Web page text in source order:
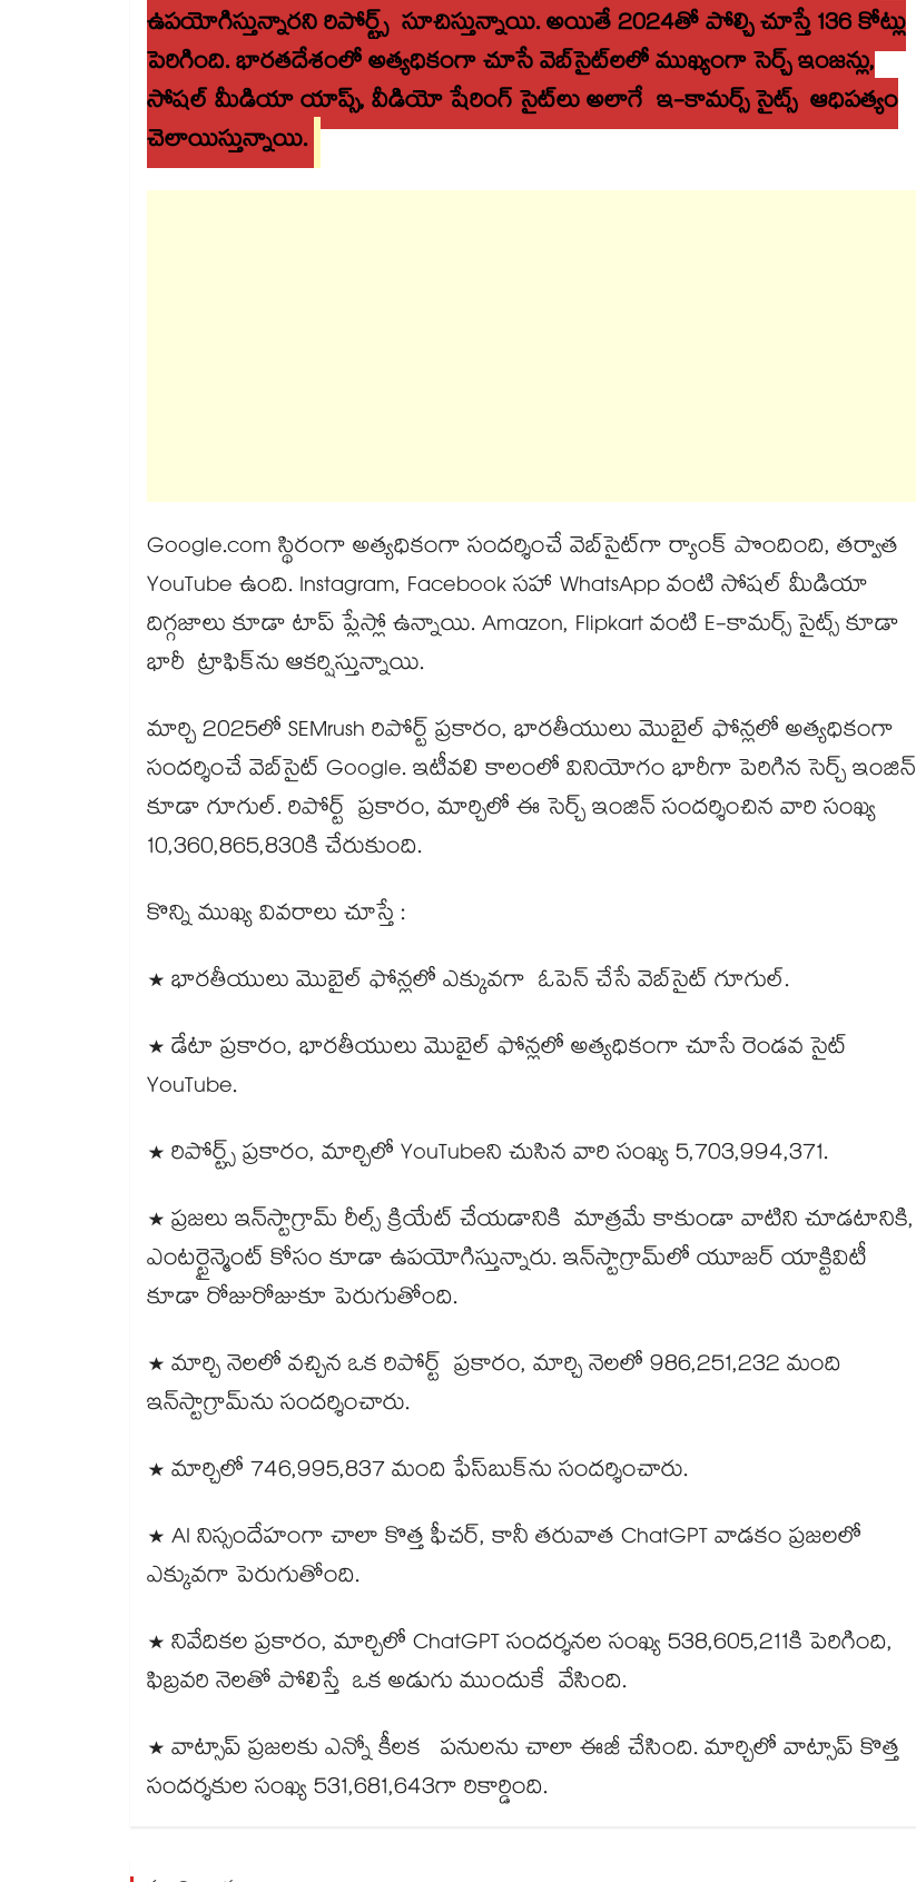
ఉపయోగిస్తున్నారని రిపోర్ట్స్ సూచిస్తున్నాయి. అయితే 2024తో పోల్చి చూస్తే 136 కోట్లు
పెరిగింది. భారతదేశంలో అత్యధికంగా చూసే వెబ్‌సైట్‌లలో ముఖ్యంగా సెర్చ్ ఇంజన్లు,
సోషల్ మీడియా యాప్స్, వీడియో షేరింగ్ సైట్‌లు అలాగే ఇ-కామర్స్ సైట్స్ ఆధిపత్యం
చెలాయిస్తున్నాయి.
Google.com స్థిరంగా అత్యధికంగా సందర్శించే వెబ్‌సైట్‌గా ర్యాంక్ పొందింది, తర్వాత
YouTube ఉంది. Instagram, Facebook సహా WhatsApp వంటి సోషల్ మీడియా
దిగ్గజాలు కూడా టాప్ ప్లేస్లో ఉన్నాయి. Amazon, Flipkart వంటి E-కామర్స్ సైట్స్ కూడా
భారీ ట్రాఫిక్‌ను ఆకర్షిస్తున్నాయి.
మార్చి 2025లో SEMrush రిపోర్ట్ ప్రకారం, భారతీయులు మొబైల్ ఫోన్లలో అత్యధికంగా
సందర్శించే వెబ్‌సైట్ Google. ఇటీవలి కాలంలో వినియోగం భారీగా పెరిగిన సెర్చ్ ఇంజిన్
కూడా గూగుల్. రిపోర్ట్ ప్రకారం, మార్చిలో ఈ సెర్చ్ ఇంజిన్‌ సందర్శించిన వారి సంఖ్య
10,360,865,830కి చేరుకుంది.
కొన్ని ముఖ్య వివరాలు చూస్తే :
* భారతీయులు మొబైల్ ఫోన్లలో ఎక్కువగా ఓపెన్ చేసే వెబ్‌సైట్ గూగుల్.
* డేటా ప్రకారం, భారతీయులు మొబైల్ ఫోన్లలో అత్యధికంగా చూసే రెండవ సైట్
YouTube.
* రిపోర్ట్స్ ప్రకారం, మార్చిలో YouTubeని చుసిన వారి సంఖ్య 5,703,994,371.
* ప్రజలు ఇన్‌స్టాగ్రామ్‌ రీల్స్‌ క్రియేట్ చేయడానికి మాత్రమే కాకుండా వాటిని చూడటానికి,
ఎంటర్టైన్మెంట్ కోసం కూడా ఉపయోగిస్తున్నారు. ఇన్‌స్టాగ్రామ్‌లో యూజర్ యాక్టివిటీ
కూడా రోజురోజుకూ పెరుగుతోంది.
* మార్చి నెలలో వచ్చిన ఒక రిపోర్ట్ ప్రకారం, మార్చి నెలలో 986,251,232 మంది
ఇన్‌స్టాగ్రామ్‌ను సందర్శించారు.
* మార్చిలో 746,995,837 మంది ఫేస్‌బుక్‌ను సందర్శించారు.
* AI నిస్సందేహంగా చాలా కొత్త ఫీచర్, కానీ తరువాత ChatGPT వాడకం ప్రజలలో
ఎక్కువగా పెరుగుతోంది.
* నివేదికల ప్రకారం, మార్చిలో ChatGPT సందర్శనల సంఖ్య 538,605,211కి పెరిగింది,
ఫిబ్రవరి నెలతో పోలిస్తే ఒక అడుగు ముందుకే వేసింది.
* వాట్సాప్ ప్రజలకు ఎన్నో కీలక పనులను చాలా ఈజీ చేసింది. మార్చిలో వాట్సాప్‌ కొత్త
సందర్శకుల సంఖ్య 531,681,643గా రికార్డింది.